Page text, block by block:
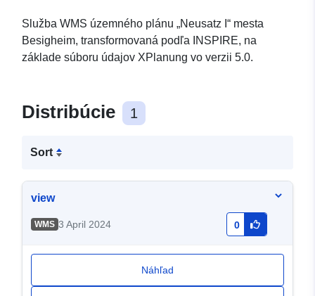
Služba WMS územného plánu „Neusatz I“ mesta
Besigheim, transformovaná podľa INSPIRE, na
základe súboru údajov XPlanung vo verzii 5.0.
Distribúcie 1
Sort
view
WMS 3 April 2024 0
Náhľad